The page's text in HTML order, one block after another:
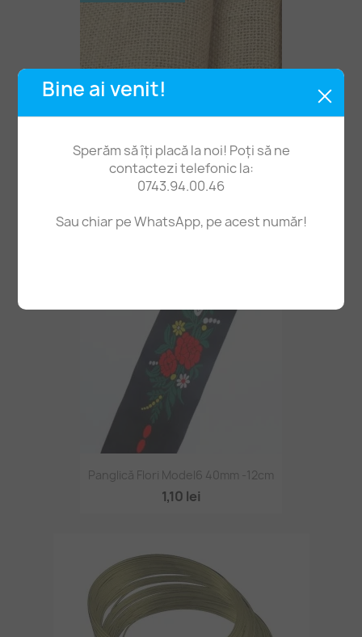
Bine ai venit!
Sperăm să îți placă la noi! Poți să ne
contactezi telefonic la:
0743.94.00.46
Sau chiar pe WhatsApp, pe acest număr!
Pânză De Sac Iută 110cm -1ml
29,90 lei
Panglică Flori Model6 40mm -12cm
1,10 lei